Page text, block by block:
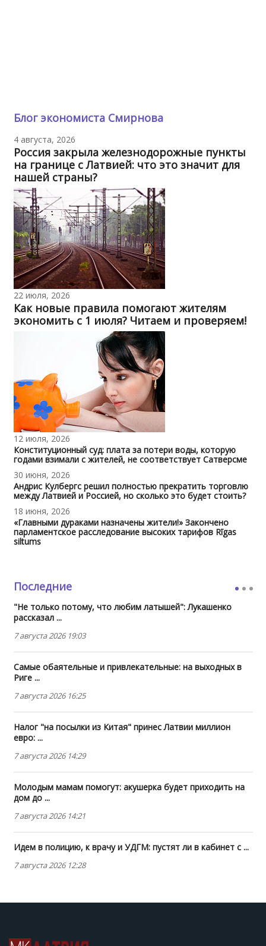
Блог экономиста Смирнова
4 августа, 2026
Россия закрыла железнодорожные пункты
на границе с Латвией: что это значит для
нашей страны?
22 июля, 2026
Как новые правила помогают жителям
экономить с 1 июля? Читаем и проверяем!
12 июля, 2026
Конституционный суд: плата за потери воды, которую
годами взимали с жителей, не соответствует Сатверсме
30 июня, 2026
Андрис Кулбергс решил полностью прекратить торговлю
между Латвией и Россией, но сколько это будет стоить?
18 июня, 2026
«Главными дураками назначены жители!» Закончено
парламентское расследование высоких тарифов Rīgas
siltums
Последние
"Не только потому, что любим латышей": Лукашенко
рассказал ...
7 августа 2026 19:03
Самые обаятельные и привлекательные: на выходных в
Риге ...
7 августа 2026 16:25
Налог "на посылки из Китая" принес Латвии миллион
евро: ...
7 августа 2026 14:29
Молодым мамам помогут: акушерка будет приходить на
дом до ...
7 августа 2026 14:21
Идем в полицию, к врачу и УДГМ: пустят ли в кабинет с ...
7 августа 2026 12:28